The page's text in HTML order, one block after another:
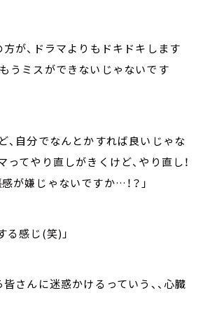
方が、ドラマよりもドキドキします
うミスができないじゃないです
、自分でなんとかすれば良いじゃな
ってやり直しがきくけど、やり直し！
が嫌じゃないですか…！？」
る感じ(笑)」
皆さんに迷惑かけるっていう、、心臓